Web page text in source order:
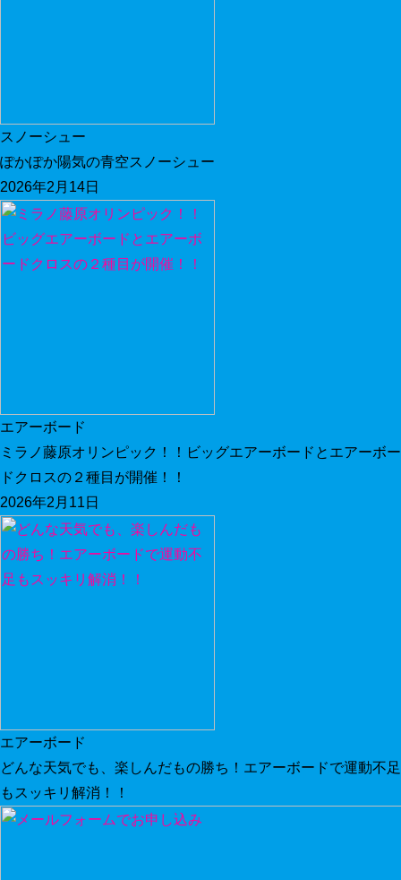
スノーシュー
ぽかぽか陽気の青空スノーシュー
2026年2月14日
エアーボード
ミラノ藤原オリンピック！！ビッグエアーボードとエアーボー
ドクロスの２種目が開催！！
2026年2月11日
エアーボード
どんな天気でも、楽しんだもの勝ち！エアーボードで運動不足
もスッキリ解消！！